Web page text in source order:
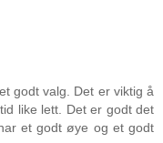
godt valg. Det er viktig å
like lett. Det er godt det
et godt øye og et godt